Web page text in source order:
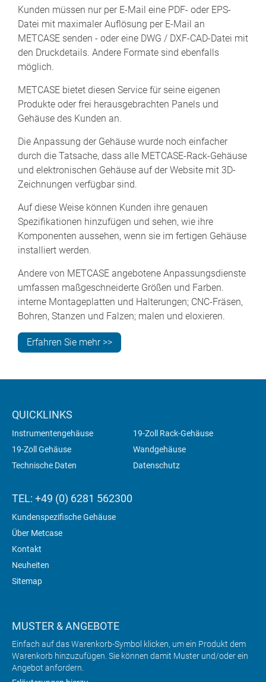
Kunden müssen nur per E-Mail eine PDF- oder EPS-
Datei mit maximaler Auflösung per E-Mail an
METCASE senden - oder eine DWG / DXF-CAD-Datei mit
den Druckdetails. Andere Formate sind ebenfalls
möglich.
METCASE bietet diesen Service für seine eigenen
Produkte oder frei herausgebrachten Panels und
Gehäuse des Kunden an.
Die Anpassung der Gehäuse wurde noch einfacher
durch die Tatsache, dass alle METCASE-Rack-Gehäuse
und elektronischen Gehäuse auf der Website mit 3D-
Zeichnungen verfügbar sind.
Auf diese Weise können Kunden ihre genauen
Spezifikationen hinzufügen und sehen, wie ihre
Komponenten aussehen, wenn sie im fertigen Gehäuse
installiert werden.
Andere von METCASE angebotene Anpassungsdienste
umfassen maßgeschneiderte Größen und Farben.
interne Montageplatten und Halterungen; CNC-Fräsen,
Bohren, Stanzen und Falzen; malen und eloxieren.
Erfahren Sie mehr >>
QUICKLINKS
Instrumentengehäuse
19-Zoll Rack-Gehäuse
19-Zoll Gehäuse
Wandgehäuse
Technische Daten
Datenschutz
TEL: +49 (0) 6281 562300
Kundenspezifische Gehäuse
Über Metcase
Kontakt
Neuheiten
Sitemap
MUSTER & ANGEBOTE
Einfach auf das Warenkorb-Symbol klicken, um ein Produkt dem
Warenkorb hinzuzufügen. Sie können damit Muster und/oder ein
Angebot anfordern.